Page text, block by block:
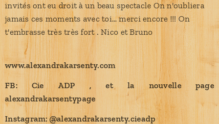
invités ont eu droit à un beau spectacle On n'oubliera
jamais ces moments avec toi… merci encore !!! On
t'embrasse très très fort . Nico et Bruno
www.alexandrakarsenty.com
FB: Cie ADP , et la nouvelle page
alexandrakarsentypage
Instagram: @alexandrakarsenty.cieadp